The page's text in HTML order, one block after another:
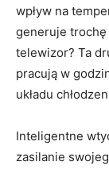
wpływ na
generuje trochę
telewizor? Ta
pracują w
układu
Inteligentne
zasilanie